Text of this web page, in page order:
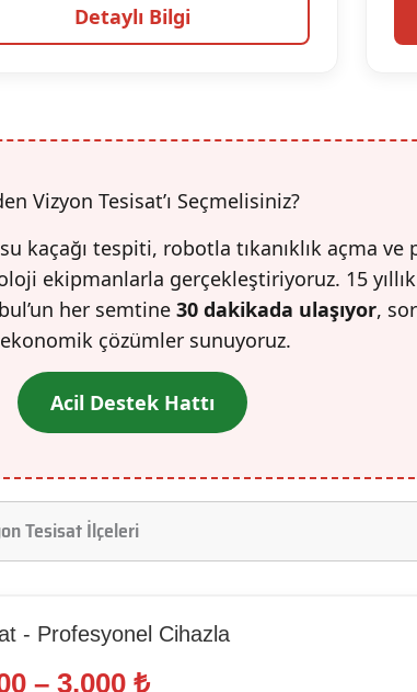
Detaylı Bilgi
Vizyon Tesisat’ı Seçmelisiniz?
kaçağı tespiti, robotla tıkanıklık açma
ekipmanlarla gerçekleştiriyoruz. 15
her semtine 30 dakikada ulaşıyor,
çözümler sunuyoruz.
Acil Destek Hattı
Tesisat İlçeleri
- Profesyonel Cihazla
– 3.000 ₺